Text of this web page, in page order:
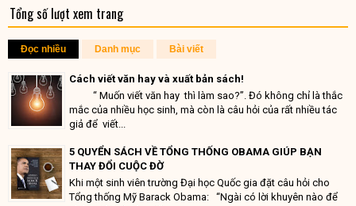
Tổng số lượt xem trang
Đọc nhiều Danh mục Bài viết
Cách viết văn hay và xuất bản sách!
“ Muốn viết văn hay thì làm sao?”. Đó không chỉ là thắc
mắc của nhiều học sinh, mà còn là câu hỏi của rất nhiều tác
giả để viết...
5 QUYỂN SÁCH VỀ TỔNG THỐNG OBAMA GIÚP BẠN
THAY ĐỔI CUỘC ĐỜ
Khi một sinh viên trường Đại học Quốc gia đặt câu hỏi cho
Tổng thống Mỹ Barack Obama: “Ngài có lời khuyên nào để